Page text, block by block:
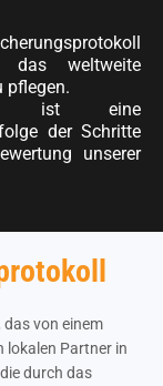
das weltweite
pflegen.
ist eine
der Schritte
unserer
von einem
lokalen Partner in
durch das